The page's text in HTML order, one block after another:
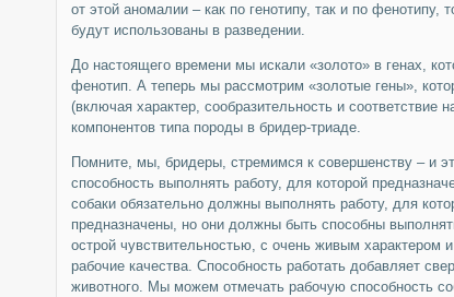
от этой аномалии – как по генотипу, так и по фенотипу,
будут использованы в разведении.
До настоящего времени мы искали «золото» в генах,
фенотип. А теперь мы рассмотрим «золотые гены»,
(включая характер, сообразительность и соответствие
компонентов типа породы в бридер-триаде.
Помните, мы, бридеры, стремимся к совершенству – и
способность выполнять работу, для которой
собаки обязательно должны выполнять работу, для
предназначены, но они должны быть способны
острой чувствительностью, с очень живым характером
рабочие качества. Способность работать добавляет
животного. Мы можем отмечать рабочую способность